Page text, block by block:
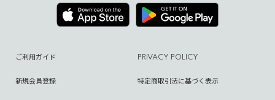
ご利用ガイド PRIVACY POLICY
新規会員登録 特定商取引法に基づく表示